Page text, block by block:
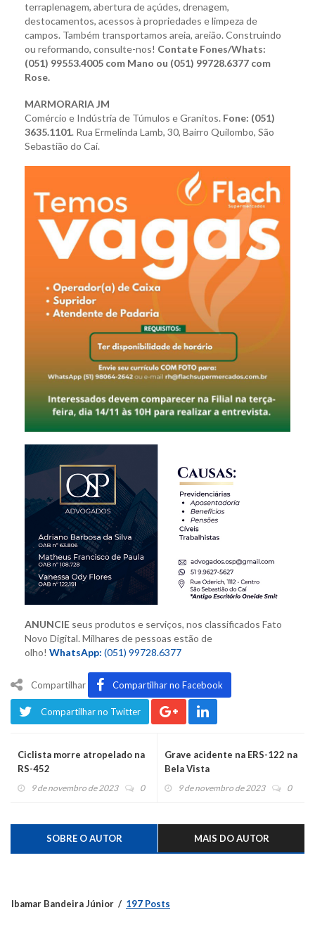
terraplenagem, abertura de açúdes, drenagem,
destocamentos, acessos à propriedades e limpeza de
campos. Também transportamos areia, areião. Construindo
ou reformando, consulte-nos! Contate Fones/Whats:
(051) 99553.4005 com Mano ou (051) 99728.6377 com
Rose.
MARMORARIA JM
Comércio e Indústria de Túmulos e Granitos. Fone: (051)
3635.1101. Rua Ermelinda Lamb, 30, Bairro Quilombo, São
Sebastião do Caí.
ANUNCIE seus produtos e serviços, nos classificados Fato
Novo Digital. Milhares de pessoas estão de
olho! WhatsApp: (051) 99728.6377
Compartilhar Compartilhar no Facebook
Compartilhar no Twitter
Ciclista morre atropelado na
RS-452
9 de novembro de 2023 0
Grave acidente na ERS-122 na
Bela Vista
9 de novembro de 2023 0
SOBRE O AUTOR MAIS DO AUTOR
Ibamar Bandeira Júnior 197 Posts